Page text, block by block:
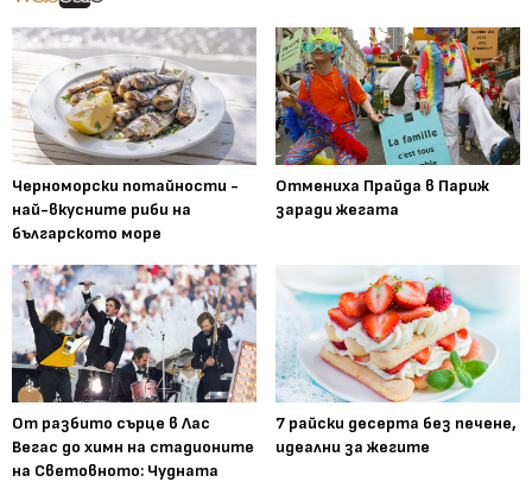
Черноморски потайности -
най-вкусните риби на
българското море
Отмениха Прайда в Париж
заради жегата
От разбито сърце в Лас
Вегас до химн на стадионите
на Световното: Чудната
7 райски десерта без печене,
идеални за жегите